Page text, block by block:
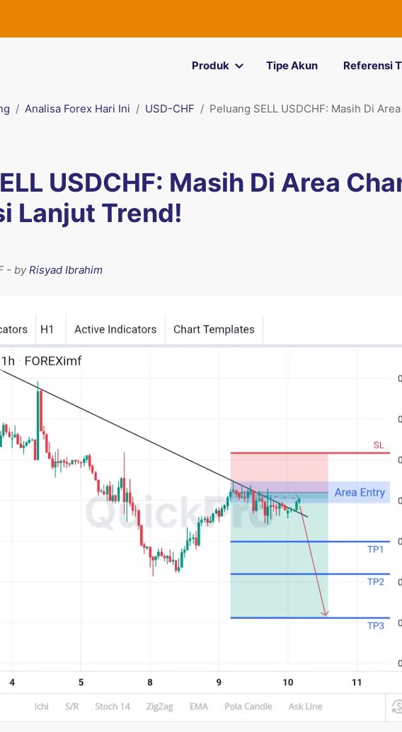
Produk Tipe Akun Referensi
Analisa Forex Hari Ini USD-CHF Peluang SELL USDCHF: Masih Di
USDCHF: Masih Di Area
Lanjut Trend!
- byRisyad Ibrahim